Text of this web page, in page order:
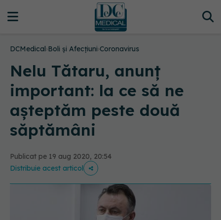
DCMedical›Boli și Afecțiuni›Coronavirus
Nelu Tătaru, anunț
important: la ce să ne
așteptăm peste două
săptămâni
Publicat pe 19 aug 2020, 20:54
Distribuie acest articol